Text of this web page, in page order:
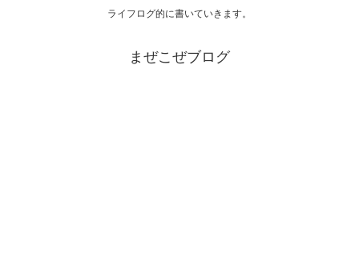
ライフログ的に書いていきます。
まぜこぜブログ